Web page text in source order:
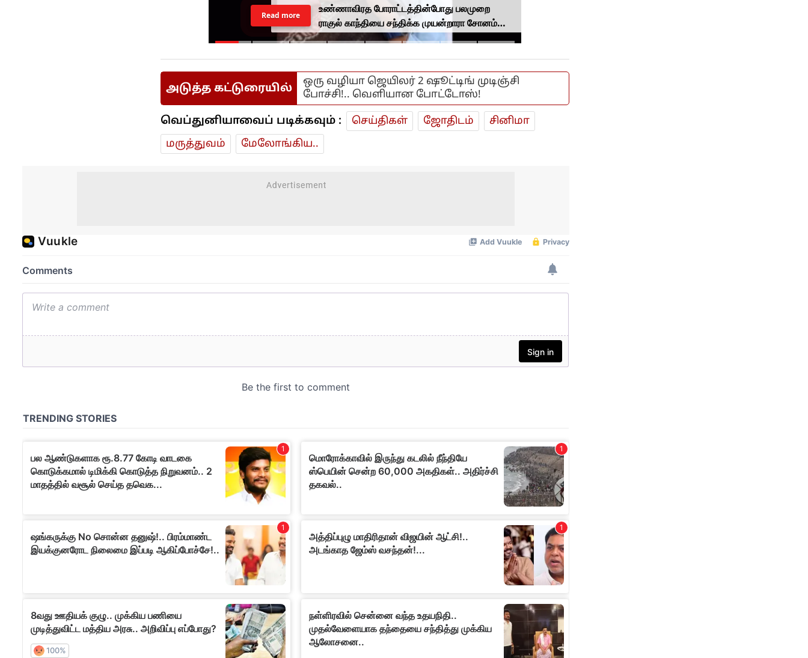
உண்ணாவிரத போராட்டத்தின்போது பலமுறை
ராகுல் காந்தியை சந்திக்க முயன்றாரா சோனம்
வாங்சுக் மனைவி.. ஆனால் பலனில்லை...
Read more
அடுத்த கட்டுரையில்
ஒரு வழியா ஜெயிலர் 2 ஷூட்டிங் முடிஞ்சி
போச்சி!.. வெளியான போட்டோஸ்!
வெப்துனியாவைப் படிக்கவும் : செய்திகள் ஜோ‌திட‌ம்
சினிமா
மரு‌த்துவ‌ம்
மேலோங்கிய..